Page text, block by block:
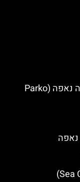
פארקו פאליאטסו – לונה פארק באיה נאפה (‪Parko